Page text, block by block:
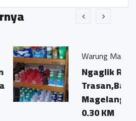
Warung Makrifah
Ngaglik Rt 01/06
Trasan,Bandongan?
Magelang.